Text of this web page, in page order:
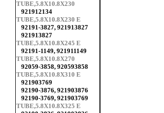
TUBE,5.8X10.8X230
921912134
TUBE,5.8X10.8X230 E
92191-3827, 921913827
921913827
TUBE,5.8X10.8X245 E
92191-1149, 921911149
TUBE,5.8X10.8X270
92059-3858, 920593858
TUBE,5.8X10.8X310 E
921903769
92190-3876, 921903876
92190-3769, 921903769
TUBE,5.8X10.8X325 E